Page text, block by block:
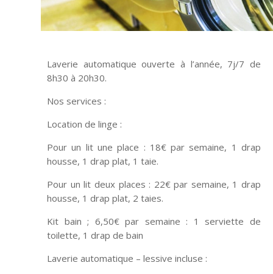
Laverie automatique ouverte à l’année, 7j/7 de
8h30 à 20h30.
Nos services :
Location de linge :
Pour un lit une place : 18€ par semaine, 1 drap
housse, 1 drap plat, 1 taie.
Pour un lit deux places : 22€ par semaine, 1 drap
housse, 1 drap plat, 2 taies.
Kit bain ; 6,50€ par semaine : 1 serviette de
toilette, 1 drap de bain
Laverie automatique – lessive incluse :